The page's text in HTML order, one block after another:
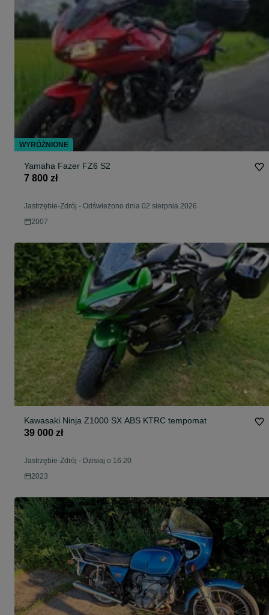
Yamaha Fazer FZ6 S2
7 800 zł
Jastrzębie-Zdrój - Odświeżono dnia 02 sierpnia 2026
2007
Kawasaki Ninja Z1000 SX ABS KTRC tempomat
39 000 zł
Jastrzębie-Zdrój - Dzisiaj o 16:20
2023
WYRÓŻNIONE